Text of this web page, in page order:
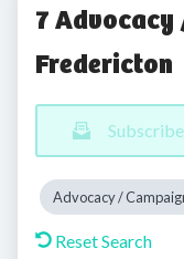
7 Advocacy
Fredericton
Advocacy /
Reset Search